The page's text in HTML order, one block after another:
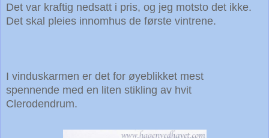
Det var kraftig nedsatt i pris, og jeg motsto det ikke.
Det skal pleies innomhus de første vintrene.
I vinduskarmen er det for øyeblikket mest
spennende med en liten stikling av hvit
Clerodendrum.